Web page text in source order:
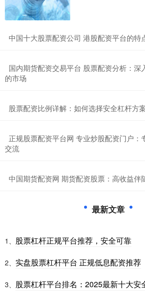
中国十大股票配资公司 港股配资平台的特
国内期货配资交易平台 股票配资分析：深
的市场
股票配资比例详解：如何选择安全杠杆方
正规股票配资平台网 专业炒股配资门户：
交流
中国期货配资网 期货配资股票：高收益伴
最新文章
1、 股票杠杆正规平台推荐，安全可靠
2、 实盘股票杠杆平台 正规低息配资推荐
3、 股票杠杆平台排名：2025最新十大安